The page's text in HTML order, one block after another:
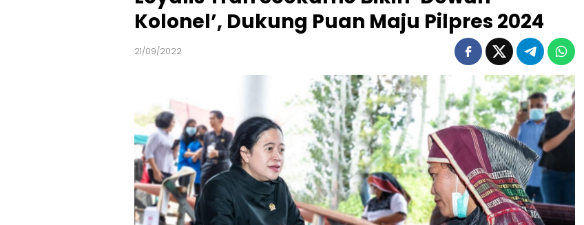
Kolonel’, Dukung Puan Maju Pilpres 2024
21/09/2022